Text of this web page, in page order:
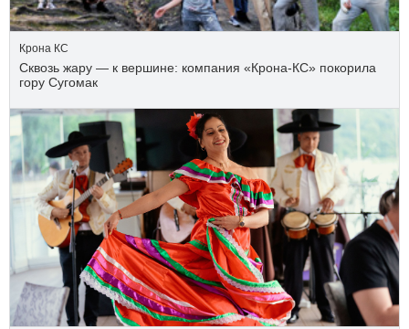
Крона КС
Сквозь жару — к вершине: компания «Крона‑КС» покорила
гору Сугомак